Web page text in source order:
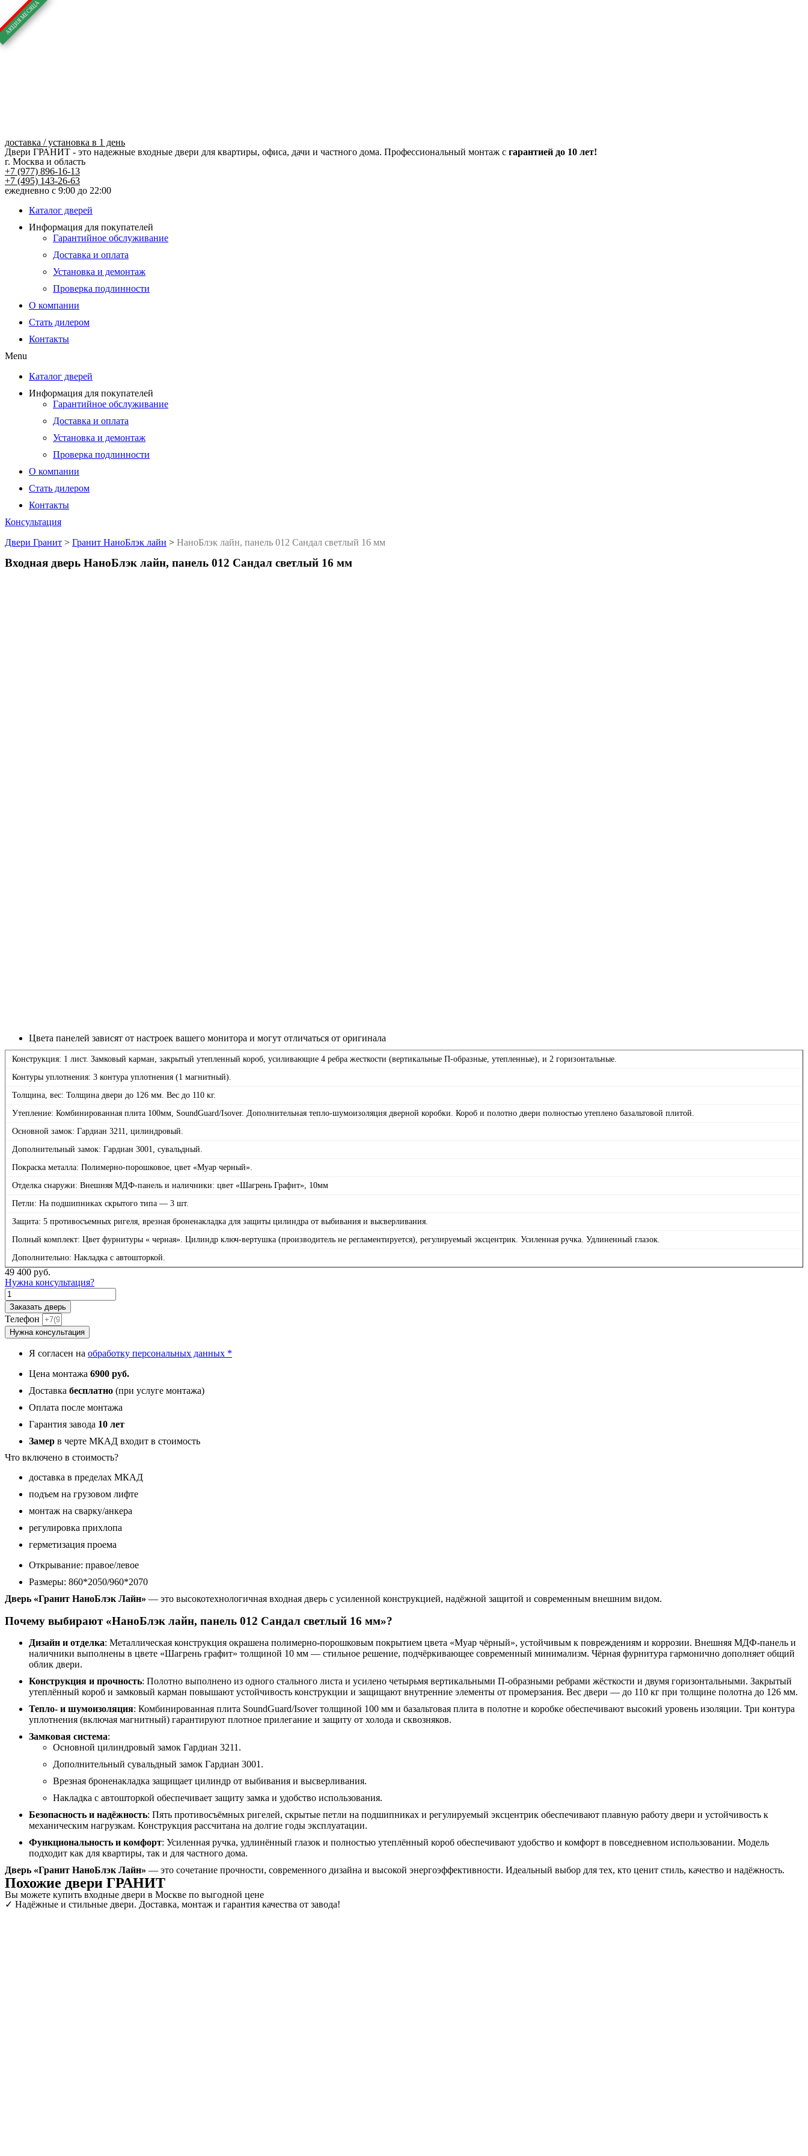
Перейти
к
содержимому
доставка / установка в 1 день
Двери ГРАНИТ - это надежные входные двери для квартиры, офиса, дачи и частного дома. Профессиональный монтаж с гарантией до 10 лет!
г. Москва и область
+7 (977) 896-16-13
+7 (495) 143-26-63
ежедневно с 9:00 до 22:00
Каталог дверей
Информация для покупателей
Гарантийное обслуживание
Доставка и оплата
Установка и демонтаж
Проверка подлинности
О компании
Стать дилером
Контакты
Menu
Каталог дверей
Информация для покупателей
Гарантийное обслуживание
Доставка и оплата
Установка и демонтаж
Проверка подлинности
О компании
Стать дилером
Контакты
Консультация
Двери Гранит > Гранит НаноБлэк лайн > НаноБлэк лайн, панель 012 Сандал светлый 16 мм
Входная дверь НаноБлэк лайн, панель 012 Сандал светлый 16 мм
Цвета панелей зависят от настроек вашего монитора и могут отличаться от оригинала
Конструкция: 1 лист. Замковый карман, закрытый утепленный короб, усиливающие 4 ребра жесткости (вертикальные П-образные, утепленные), и 2 горизонтальные.
Контуры уплотнения: 3 контура уплотнения (1 магнитный).
Толщина, вес: Толщина двери до 126 мм. Вес до 110 кг.
Утепление: Комбинированная плита 100мм, SoundGuard/Isover. Дополнительная тепло-шумоизоляция дверной коробки. Короб и полотно двери полностью утеплено базальтовой плитой.
Основной замок: Гардиан 3211, цилиндровый.
Дополнительный замок: Гардиан 3001, сувальдный.
Покраска металла: Полимерно-порошковое, цвет «Муар черный».
Отделка снаружи: Внешняя МДФ-панель и наличники: цвет «Шагрень Графит», 10мм
Петли: На подшипниках скрытого типа — 3 шт.
Защита: 5 противосъемных ригеля, врезная броненакладка для защиты цилиндра от выбивания и высверливания.
Полный комплект: Цвет фурнитуры « черная». Цилиндр ключ-вертушка (производитель не регламентируется), регулируемый эксцентрик. Усиленная ручка. Удлиненный глазок.
Дополнительно: Накладка с автошторкой.
49 400 руб.
Нужна консультация?
Количество
товара
НаноБлэк
лайн,
панель
Сандал
светлый
Заказать дверь
Телефон
Нужна консультация
Я согласен на обработку персональных данных *
Цена монтажа 6900 руб.
Доставка бесплатно (при услуге монтажа)
Оплата после монтажа
Гарантия завода 10 лет
Замер в черте МКАД входит в стоимость
Что включено в стоимость?
доставка в пределах МКАД
подъем на грузовом лифте
монтаж на сварку/анкера
регулировка прихлопа
герметизация проема
Открывание: правое/левое
Размеры: 860*2050/960*2070
Дверь «Гранит НаноБлэк Лайн» — это высокотехнологичная входная дверь с усиленной конструкцией, надёжной защитой и современным внешним видом.
Почему выбирают «НаноБлэк лайн, панель 012 Сандал светлый 16 мм»?
Дизайн и отделка: Металлическая конструкция окрашена полимерно-порошковым покрытием цвета «Муар чёрный», устойчивым к повреждениям и коррозии. Внешняя МДФ-панель и
наличники выполнены в цвете «Шагрень графит» толщиной 10 мм — стильное решение, подчёркивающее современный минимализм. Чёрная фурнитура гармонично дополняет общий
облик двери.
Конструкция и прочность: Полотно выполнено из одного стального листа и усилено четырьмя вертикальными П-образными ребрами жёсткости и двумя горизонтальными. Закрытый
утеплённый короб и замковый карман повышают устойчивость конструкции и защищают внутренние элементы от промерзания. Вес двери — до 110 кг при толщине полотна до 126 мм.
Тепло- и шумоизоляция: Комбинированная плита SoundGuard/Isover толщиной 100 мм и базальтовая плита в полотне и коробке обеспечивают высокий уровень изоляции. Три контура
уплотнения (включая магнитный) гарантируют плотное прилегание и защиту от холода и сквозняков.
Замковая система:
Основной цилиндровый замок Гардиан 3211.
Дополнительный сувальдный замок Гардиан 3001.
Врезная броненакладка защищает цилиндр от выбивания и высверливания.
Накладка с автошторкой обеспечивает защиту замка и удобство использования.
Безопасность и надёжность: Пять противосъёмных ригелей, скрытые петли на подшипниках и регулируемый эксцентрик обеспечивают плавную работу двери и устойчивость к
механическим нагрузкам. Конструкция рассчитана на долгие годы эксплуатации.
Функциональность и комфорт: Усиленная ручка, удлинённый глазок и полностью утеплённый короб обеспечивают удобство и комфорт в повседневном использовании. Модель
подходит как для квартиры, так и для частного дома.
Дверь «Гранит НаноБлэк Лайн» — это сочетание прочности, современного дизайна и высокой энергоэффективности. Идеальный выбор для тех, кто ценит стиль, качество и надёжность.
Похожие двери ГРАНИТ
Вы можете купить входные двери в Москве по выгодной цене
✓ Надёжные и стильные двери. Доставка, монтаж и гарантия качества от завода!